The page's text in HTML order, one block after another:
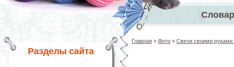
Главное
Разделы сайта
Главная » Фото » Свечи своими